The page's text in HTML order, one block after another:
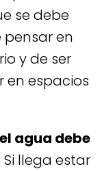
se debe
en
y de ser
en espacios
agua debe
Si llega estar